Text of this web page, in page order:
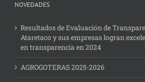
NOVEDADES
Resultados de Evaluación de
Ataretaco y sus empresas logran
en transparencia en 2024
AGROGOTERAS 2025-2026